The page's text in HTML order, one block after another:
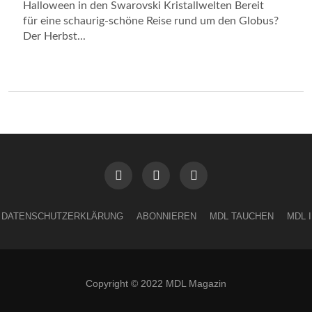
Halloween in den Swarovski Kristallwelten Bereit
für eine schaurig-schöne Reise rund um den Globus?
Der Herbst...
DATENSCHUTZERKLÄRUNG ABONNIEREN MDL TAUCHEN MDL
Copyright © 2022 MDL Magazin